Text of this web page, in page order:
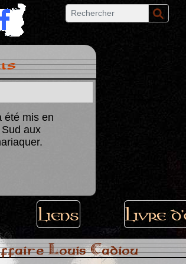
été mis en
Sud aux
Liens Livre
Louis Cadiou